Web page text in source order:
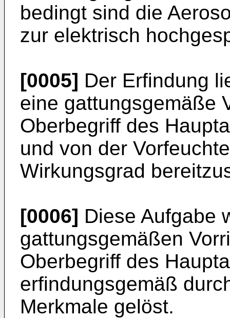
bedingt sind die
zur elektrisch
[0005] Der Erfindung
eine gattungs­gemäße
Oberbegriff des
und von der
Wirkungsgrad
[0006] Diese Aufgabe
gattungsgemäßen
Oberbegriff des
erfindungsgemäß
Merkmale gelöst.